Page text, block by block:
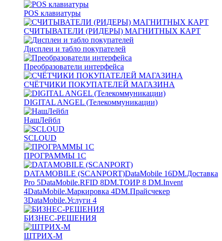
POS клавиатуры
СЧИТЫВАТЕЛИ (РИДЕРЫ) МАГНИТНЫХ КАРТ
Дисплеи и табло покупателей
Преобразователи интерфейса
СЧЁТЧИКИ ПОКУПАТЕЛЕЙ МАГАЗИНА
DIGITAL ANGEL (Телекоммуникации)
НашЛейбл
SCLOUD
ПРОГРАММЫ 1С
DATAMOBILE (SCANPORT)DataMobile 16DM.Доставка
Pro 5DataMobile.RFID 8DM.ТОИР 8 DM.Invent
4DataMobile.Маркировка 4DM.Прайсчекер
3DataMobile.Услуги 4
БИЗНЕС-РЕШЕНИЯ
ШТРИХ-М